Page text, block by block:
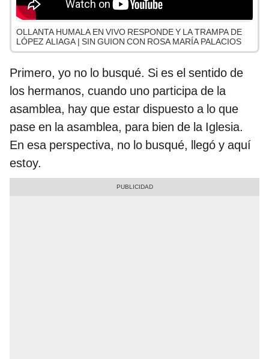
OLLANTA HUMALA EN VIVO RESPONDE Y LA TRAMPA DE
LÓPEZ ALIAGA | SIN GUION CON ROSA MARÍA PALACIOS
Primero, yo no lo busqué. Si es el sentido de
los hermanos, cuando uno participa de la
asamblea, hay que estar dispuesto a lo que
pase en la asamblea, para bien de la Iglesia.
En esa perspectiva, no lo busqué, llegó y aquí
estoy.